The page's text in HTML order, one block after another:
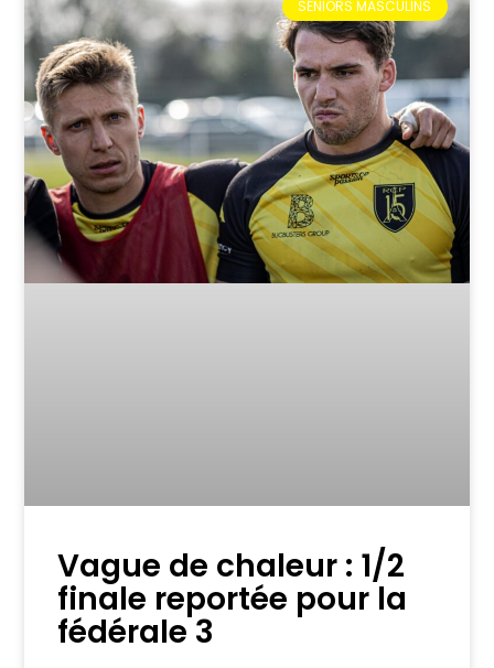
SÉNIORS MASCULINS
Vague de chaleur : 1/2
finale reportée pour la
fédérale 3